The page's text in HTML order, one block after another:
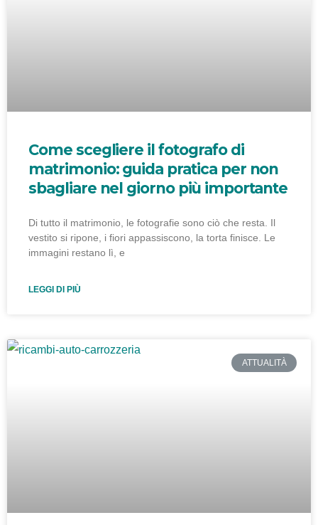
Come scegliere il fotografo di
matrimonio: guida pratica per non
sbagliare nel giorno più importante
Di tutto il matrimonio, le fotografie sono ciò che resta. Il
vestito si ripone, i fiori appassiscono, la torta finisce. Le
immagini restano lì, e
LEGGI DI PIÙ
ATTUALITÀ